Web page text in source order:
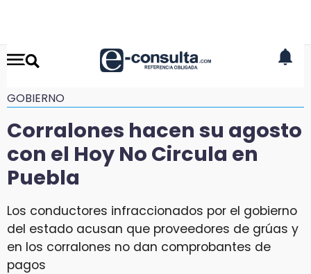
GOBIERNO
Corralones hacen su agosto
con el Hoy No Circula en
Puebla
Los conductores infraccionados por el gobierno
del estado acusan que proveedores de grúas y
en los corralones no dan comprobantes de
pagos